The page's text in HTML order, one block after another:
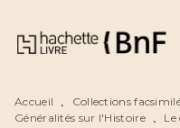
MENU
Accueil • Collections
Généralités sur l'Histoire
•